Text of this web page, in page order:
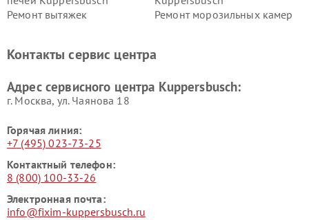
Ремонт вытяжек
Ремонт морозильных камер
Kuppersbusch
вакуумных упаковщиков
Ремонт сушильных машин Kuppersbusch
Контакты сервис центра
Адрес сервисного центра Kuppersbusch:
г. Москва, ул. Чаянова 18
Горячая линия:
+7 (495) 023-73-25
Контактный телефон:
8 (800) 100-33-26
Электронная почта:
info@fixim-kuppersbusch.ru